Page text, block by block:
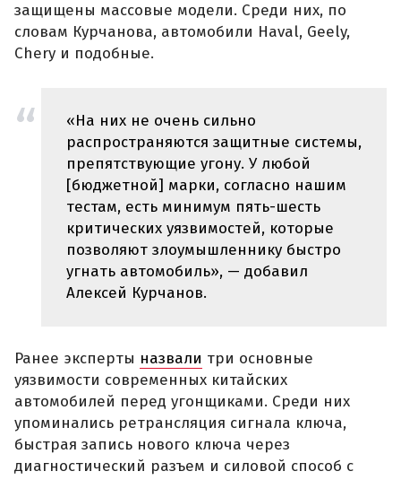
защищены массовые модели. Среди них, по
словам Курчанова, автомобили Haval, Geely,
Chery и подобные.
«На них не очень сильно
распространяются защитные системы,
препятствующие угону. У любой
[бюджетной] марки, согласно нашим
тестам, есть минимум пять-шесть
критических уязвимостей, которые
позволяют злоумышленнику быстро
угнать автомобиль», — добавил
Алексей Курчанов.
Ранее эксперты назвали три основные
уязвимости современных китайских
автомобилей перед угонщиками. Среди них
упоминались ретрансляция сигнала ключа,
быстрая запись нового ключа через
диагностический разъем и силовой способ с